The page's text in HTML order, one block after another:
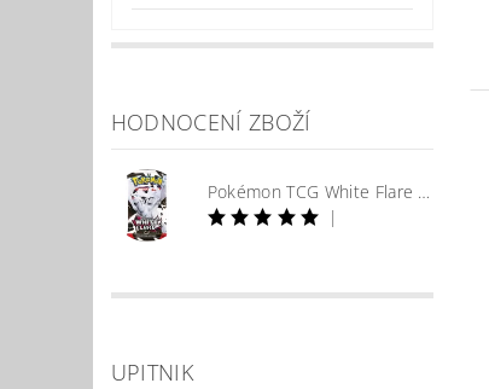
HODNOCENÍ ZBOŽÍ
Pokémon TCG White Flare Booster
|
UPITNIK